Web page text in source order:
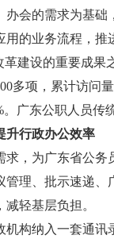
办会的需求为基
用的业务流程，
设的重要成果
多项，累计访问
广东公职人员传
升行政办公效率
为广东省公务
管理、批示速递
轻基层负担。
纳入一套通讯